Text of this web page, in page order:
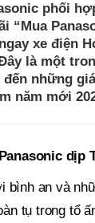
phối
xe điện
là một
đến những
năm mới
dịp
an và
tụ trong tổ